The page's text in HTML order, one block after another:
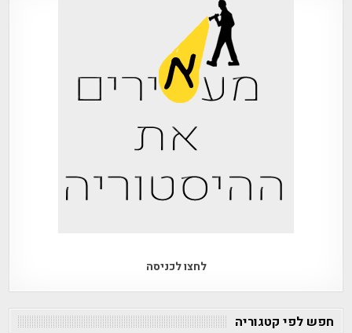
לחצו לכניסה
חפש לפי קטגוריה